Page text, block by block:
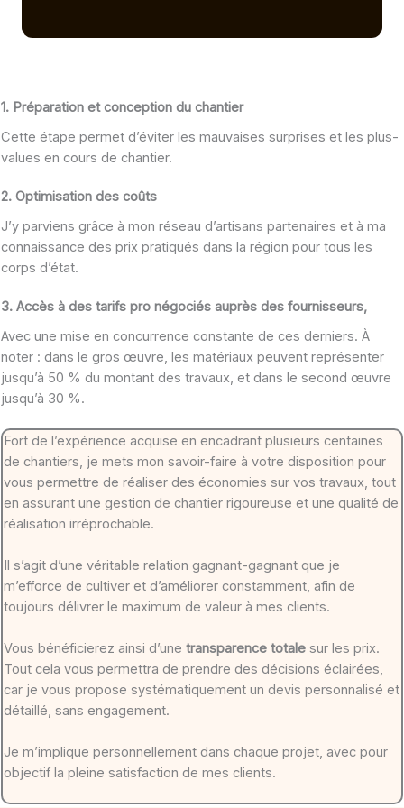
1. Préparation et conception du chantier
Cette étape permet d’éviter les mauvaises surprises et les plus-
values en cours de chantier.
2. Optimisation des coûts
J’y parviens grâce à mon réseau d’artisans partenaires et à ma
connaissance des prix pratiqués dans la région pour tous les
corps d’état.
3. Accès à des tarifs pro négociés auprès des fournisseurs,
Avec une mise en concurrence constante de ces derniers. À
noter : dans le gros œuvre, les matériaux peuvent représenter
jusqu’à 50 % du montant des travaux, et dans le second œuvre
jusqu’à 30 %.
Fort de l’expérience acquise en encadrant plusieurs centaines
de chantiers, je mets mon savoir-faire à votre disposition pour
vous permettre de réaliser des économies sur vos travaux, tout
en assurant une gestion de chantier rigoureuse et une qualité de
réalisation irréprochable.
Il s’agit d’une véritable relation gagnant-gagnant que je
m’efforce de cultiver et d’améliorer constamment, afin de
toujours délivrer le maximum de valeur à mes clients.
Vous bénéficierez ainsi d’une transparence totale sur les prix.
Tout cela vous permettra de prendre des décisions éclairées,
car je vous propose systématiquement un devis personnalisé et
détaillé, sans engagement.
Je m’implique personnellement dans chaque projet, avec pour
objectif la pleine satisfaction de mes clients.